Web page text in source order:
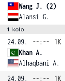
Wang J. (2)
Alansi G.
1. kolo
24.09. --:--
1K
Khan A.
Alhaqbani A.
24.09.
--:--
1K